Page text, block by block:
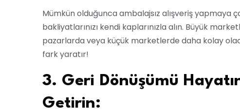
Mümkün olduğunca ambalajsız alışveriş yapmaya
bakliyatlarınızı kendi kaplarınızla alın. Büyük
pazarlarda veya küçük marketlerde daha kolay
fark yaratır!
3. Geri Dönüşümü
Getirin: